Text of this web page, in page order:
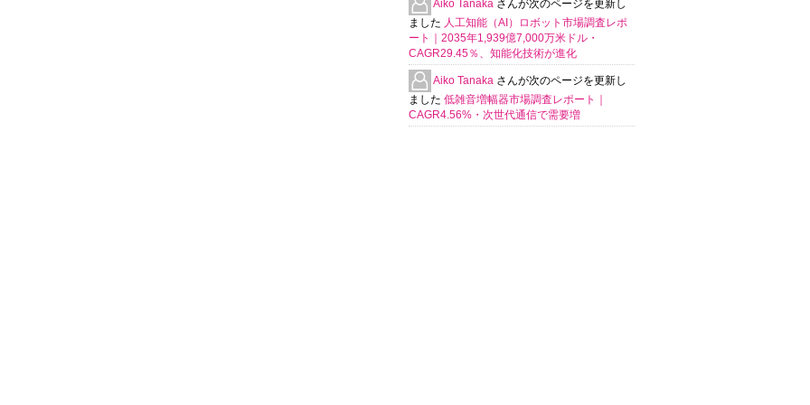
Aiko Tanaka さんが次のページを更新し
ました 人工知能（AI）ロボット市場調査レポ
ート｜2035年1,939億7,000万米ドル・
CAGR29.45％、知能化技術が進化
Aiko Tanaka さんが次のページを更新し
ました 低雑音増幅器市場調査レポート｜
CAGR4.56%・次世代通信で需要増